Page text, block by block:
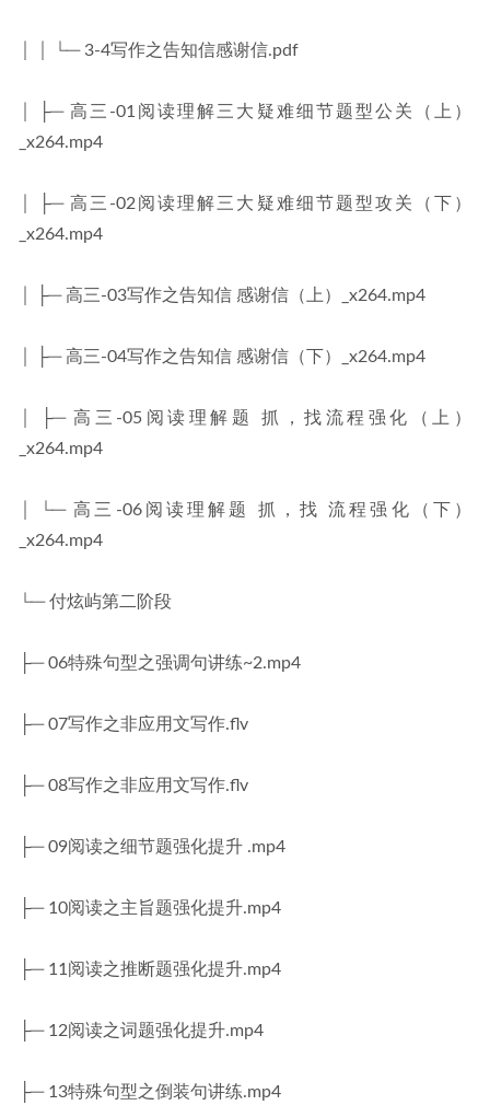
│ │ └─ 3-4写作之告知信感谢信.pdf
│ ├─ 高三-01阅读理解三大疑难细节题型公关（上）
_x264.mp4
│ ├─ 高三-02阅读理解三大疑难细节题型攻关（下）
_x264.mp4
│ ├─ 高三-03写作之告知信 感谢信（上）_x264.mp4
│ ├─ 高三-04写作之告知信 感谢信（下）_x264.mp4
│ ├─ 高三-05阅读理解题 抓，找流程强化（上）
_x264.mp4
│ └─ 高三-06阅读理解题 抓，找 流程强化（下）
_x264.mp4
└─ 付炫屿第二阶段
├─ 06特殊句型之强调句讲练~2.mp4
├─ 07写作之非应用文写作.flv
├─ 08写作之非应用文写作.flv
├─ 09阅读之细节题强化提升 .mp4
├─ 10阅读之主旨题强化提升.mp4
├─ 11阅读之推断题强化提升.mp4
├─ 12阅读之词题强化提升.mp4
├─ 13特殊句型之倒装句讲练.mp4